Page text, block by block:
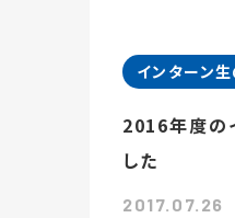
インターン
2016年度の
した
2017.07.26